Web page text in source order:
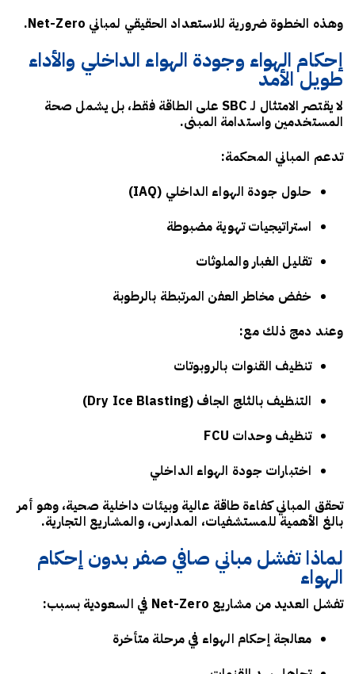
وهذه الخطوة ضرورية للاستعداد الحقيقي لمباني Net-Zero.
إحكام الهواء وجودة الهواء الداخلي والأداء
طويل الأمد
لا يقتصر الامتثال لـ SBC على الطاقة فقط، بل يشمل صحة
المستخدمين واستدامة المبنى.
تدعم المباني المحكمة:
حلول جودة الهواء الداخلي (IAQ)
استراتيجيات تهوية مضبوطة
تقليل الغبار والملوثات
خفض مخاطر العفن المرتبطة بالرطوبة
وعند دمج ذلك مع:
تنظيف القنوات بالروبوتات
التنظيف بالثلج الجاف (Dry Ice Blasting)
تنظيف وحدات FCU
اختبارات جودة الهواء الداخلي
تحقق المباني كفاءة طاقة عالية وبيئات داخلية صحية، وهو أمر
بالغ الأهمية للمستشفيات، المدارس، والمشاريع التجارية.
لماذا تفشل مباني صافي صفر بدون إحكام
الهواء
تفشل العديد من مشاريع Net-Zero في السعودية بسبب:
معالجة إحكام الهواء في مرحلة متأخرة